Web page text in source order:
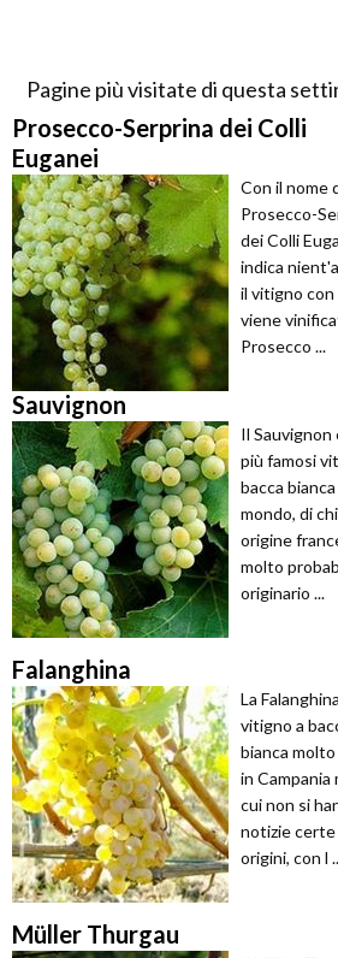
Pagine più visitate di questa
Prosecco-Serprina dei Colli
Euganei
Con il nome
Prosecco-
dei Colli
indica
il vitigno con
viene
Prosecco ...
Sauvignon
Il Sauvignon
più famosi
bacca
mondo, di
origine
molto
originario ...
Falanghina
La
vitigno a
bianca
in Campania
cui non si
notizie certe
origini, con l
Müller Thurgau